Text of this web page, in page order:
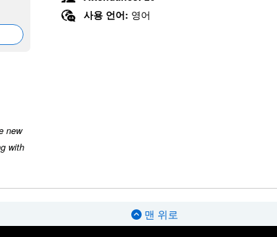
new
with
사용 언어: 영어
맨 위로